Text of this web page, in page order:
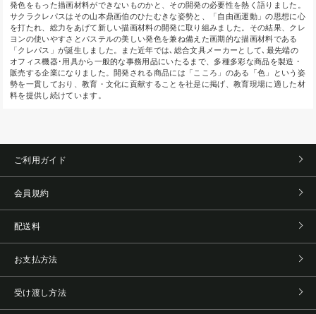
発色をもった描画材料ができないものかと、その開発の必要性を熱く語りました。
サクラクレパスはその山本鼎画伯のひたむきな姿勢と、「自由画運動」の思想に心
を打たれ、総力をあげて新しい描画材料の開発に取り組みました。その結果、クレ
ヨンの使いやすさとパステルの美しい発色を兼ね備えた画期的な描画材料である
「クレパス」が誕生しました。また近年では､総合文具メーカーとして､最先端の
オフィス機器･用具から一般的な事務用品にいたるまで、多種多彩な商品を製造・
販売する企業になりました。開発される商品には「こころ」のある「色」という姿
勢を一貫しており、教育・文化に貢献することを社是に掲げ、教育現場に適した材
料を提供し続けています。
ご利用ガイド
会員規約
配送料
お支払方法
受け渡し方法